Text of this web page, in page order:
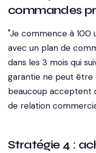
commandes
"Je commence à
avec un plan de
dans les 3 mois qui
garantie ne peut être
beaucoup acceptent
de relation
Stratégie 4 :